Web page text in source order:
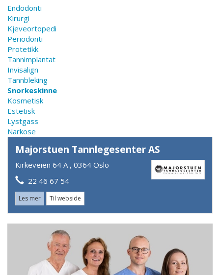
Endodonti
Kirurgi
Kjeveortopedi
Periodonti
Protetikk
Tannimplantat
Invisalign
Tannbleking
Snorkeskinne
Kosmetisk
Estetisk
Lystgass
Narkose
Majorstuen Tannlegesenter AS
Kirkeveien 64 A , 0364 Oslo
22 46 67 54
Les mer Til webside